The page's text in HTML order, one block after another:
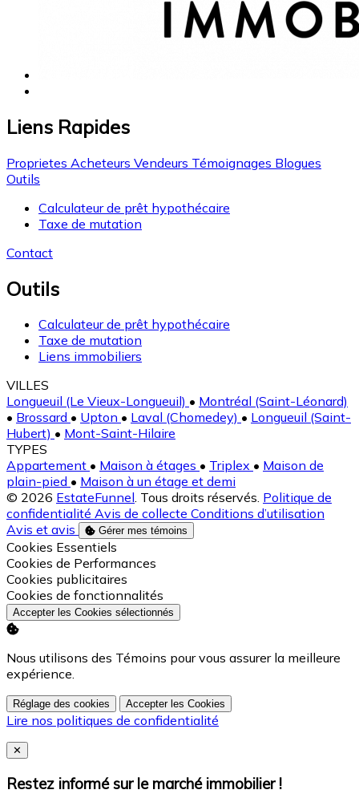
Liens Rapides
Proprietes Acheteurs Vendeurs Témoignages Blogues
Outils
Calculateur de prêt hypothécaire
Taxe de mutation
Contact
Outils
Calculateur de prêt hypothécaire
Taxe de mutation
Liens immobiliers
VILLES
Longueuil (Le Vieux-Longueuil) • Montréal (Saint-Léonard)
• Brossard • Upton • Laval (Chomedey) • Longueuil (Saint-
Hubert) • Mont-Saint-Hilaire
TYPES
Appartement • Maison à étages • Triplex • Maison de
plain-pied • Maison à un étage et demi
© 2026 EstateFunnel. Tous droits réservés. Politique de
confidentialité Avis de collecte Conditions d’utilisation
Avis et avis
Gérer mes témoins
Activer
Cookies Essentiels
Activer
Cookies de Performances
Activer
Cookies publicitaires
Activer
Cookies de fonctionnalités
Accepter les Cookies sélectionnés
Nous utilisons des Témoins pour vous assurer la meilleure
expérience.
Réglage des cookies Accepter les Cookies
Lire nos politiques de confidentialité
Close
✕
Restez informé sur le marché immobilier !